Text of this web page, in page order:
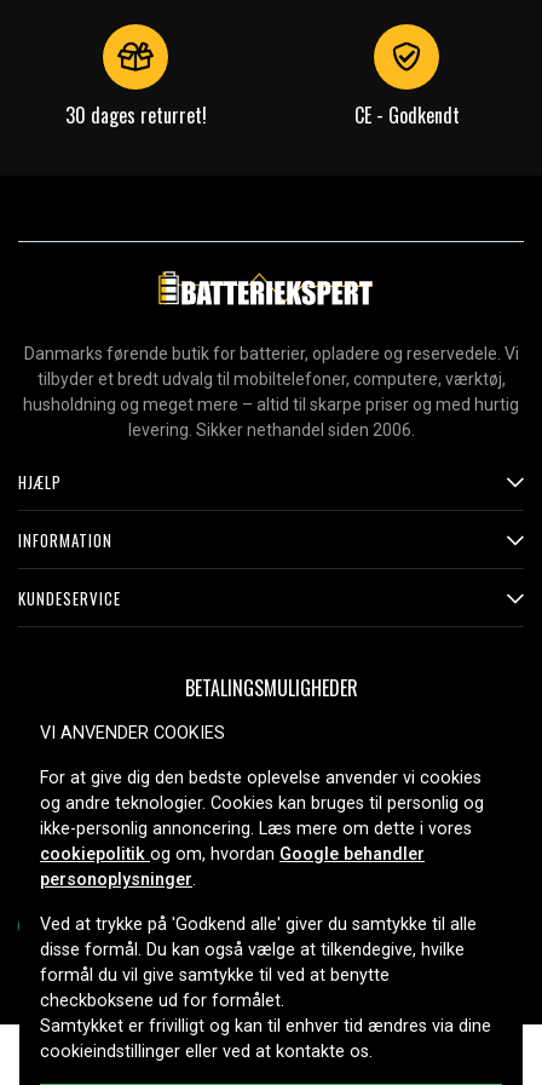
Læs om betydningen af egenskaberne
30 dages returret! CE - Godkendt
Danmarks førende butik for batterier, opladere og reservedele. Vi
tilbyder et bredt udvalg til mobiltelefoner, computere, værktøj,
husholdning og meget mere – altid til skarpe priser og med hurtig
levering. Sikker nethandel siden 2006.
HJÆLP
INFORMATION
KUNDESERVICE
BETALINGSMULIGHEDER
LEVERINGSMULIGHEDER
Copyright © 2026, Spares Nordic AB
VI ANVENDER COOKIES
For at give dig den bedste oplevelse anvender vi cookies
og andre teknologier. Cookies kan bruges til personlig og
ikke-personlig annoncering. Læs mere om dette i vores
cookiepolitik og om, hvordan Google behandler
personoplysninger.
Ved at trykke på 'Godkend alle' giver du samtykke til alle
disse formål. Du kan også vælge at tilkendegive, hvilke
formål du vil give samtykke til ved at benytte
checkboksene ud for formålet.
Samtykket er frivilligt og kan til enhver tid ændres via dine
cookieindstillinger eller ved at kontakte os.